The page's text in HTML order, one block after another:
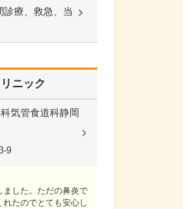
診療、救急、当
ニック
気管食道科静岡
9
ました。ただの鼻炎で
たのでとても安心し